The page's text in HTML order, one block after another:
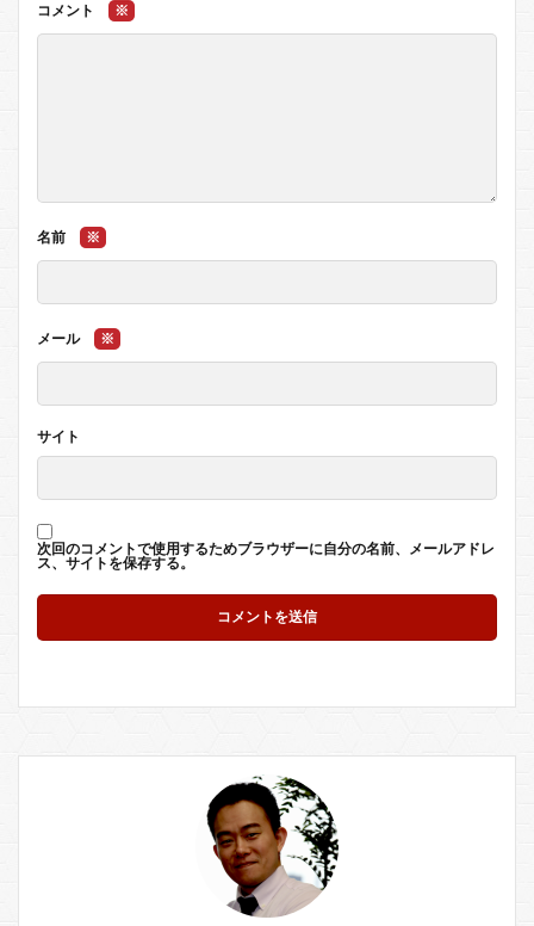
コメント ※
名前 ※
メール ※
サイト
次回のコメントで使用するためブラウザーに自分の名前、メールアドレ
ス、サイトを保存する。